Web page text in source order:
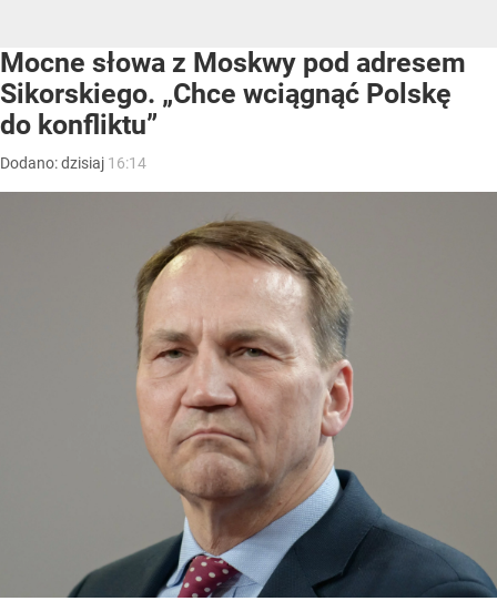
Mocne słowa z Moskwy pod adresem
Sikorskiego. „Chce wciągnąć Polskę
do konfliktu”
Dodano:dzisiaj 16:14